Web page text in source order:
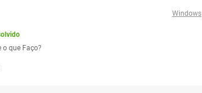
Windows
o que Faço?